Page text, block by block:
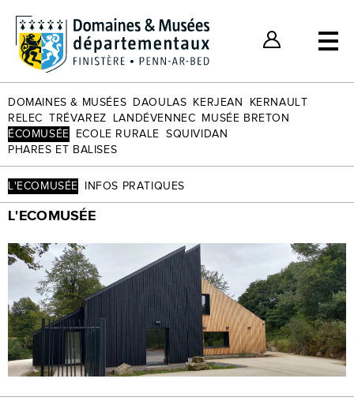
Nos bons plans
Espace Client
DOMAINES & MUSÉES DAOULAS KERJEAN
KERNAULT
RELEC TRÉVAREZ LANDÉVENNEC
MUSÉE BRETON
ÉCOMUSÉE
ECOLE RURALE SQUIVIDAN
PHARES ET BALISES
L'ECOMUSÉE INFOS PRATIQUES
L'ECOMUSÉE